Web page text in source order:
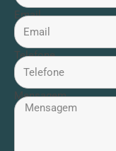
Email
Telefone
Mensagem